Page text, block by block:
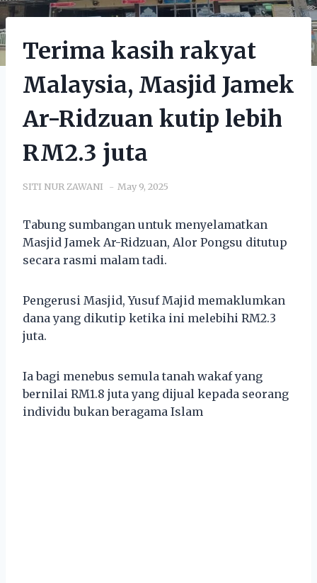
Terima kasih rakyat
Malaysia, Masjid Jamek
Ar-Ridzuan kutip lebih
RM2.3 juta
SITI NUR ZAWANI May 9, 2025
Tabung sumbangan untuk menyelamatkan
Masjid Jamek Ar-Ridzuan, Alor Pongsu ditutup
secara rasmi malam tadi.
Pengerusi Masjid, Yusuf Majid memaklumkan
dana yang dikutip ketika ini melebihi RM2.3
juta.
Ia bagi menebus semula tanah wakaf yang
bernilai RM1.8 juta yang dijual kepada seorang
individu bukan beragama Islam